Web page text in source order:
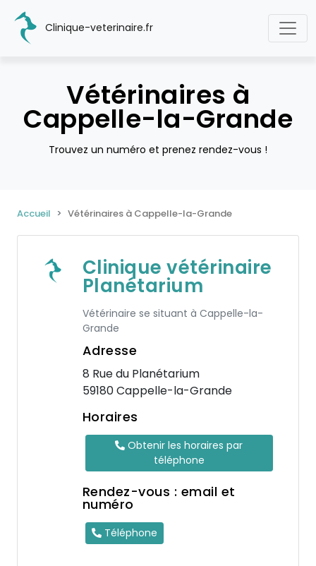
Clinique-veterinaire.fr
Vétérinaires à
Cappelle-la-Grande
Trouvez un numéro et prenez rendez-vous !
Accueil Vétérinaires à Cappelle-la-Grande
Clinique vétérinaire
Planétarium
Vétérinaire se situant à Cappelle-la-
Grande
Adresse
8 Rue du Planétarium
59180 Cappelle-la-Grande
Horaires
Obtenir les horaires par
téléphone
Rendez-vous : email et
numéro
Téléphone